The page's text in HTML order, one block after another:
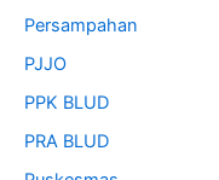
Persampahan
PJJO
PPK BLUD
PRA BLUD